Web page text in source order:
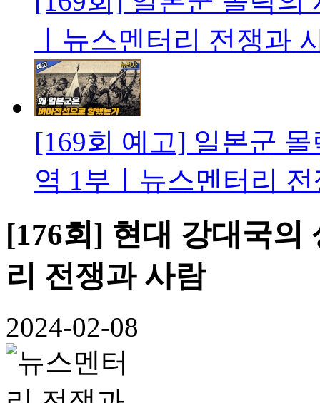
ㅣ뉴스멘터리 전쟁과
[169회 예고] 일본군
역 1부ㅣ뉴스멘터리
[176회] 현대 강대국의
리 전쟁과 사람
2024-02-08